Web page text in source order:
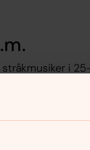
stråkmusiker i
dirigenten
Olsson: